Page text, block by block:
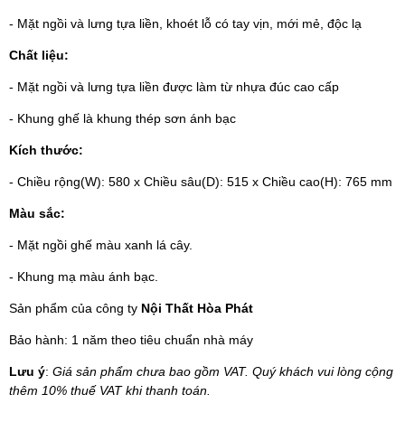
- Mặt ngồi và lưng tựa liền, khoét lỗ có tay vịn, mới mẻ, độc lạ
Chất liệu:
- Mặt ngồi và lưng tựa liền được làm từ nhựa đúc cao cấp
- Khung ghế là khung thép sơn ánh bạc
Kích thước:
- Chiều rộng(W): 580 x Chiều sâu(D): 515 x Chiều cao(H): 765 mm
Màu sắc:
- Mặt ngồi ghế màu xanh lá cây.
- Khung mạ màu ánh bạc.
Sản phẩm của công ty Nội Thất Hòa Phát
Bảo hành: 1 năm theo tiêu chuẩn nhà máy
Lưu ý: Giá sản phẩm chưa bao gồm VAT. Quý khách vui lòng cộng
thêm 10% thuế VAT khi thanh toán.